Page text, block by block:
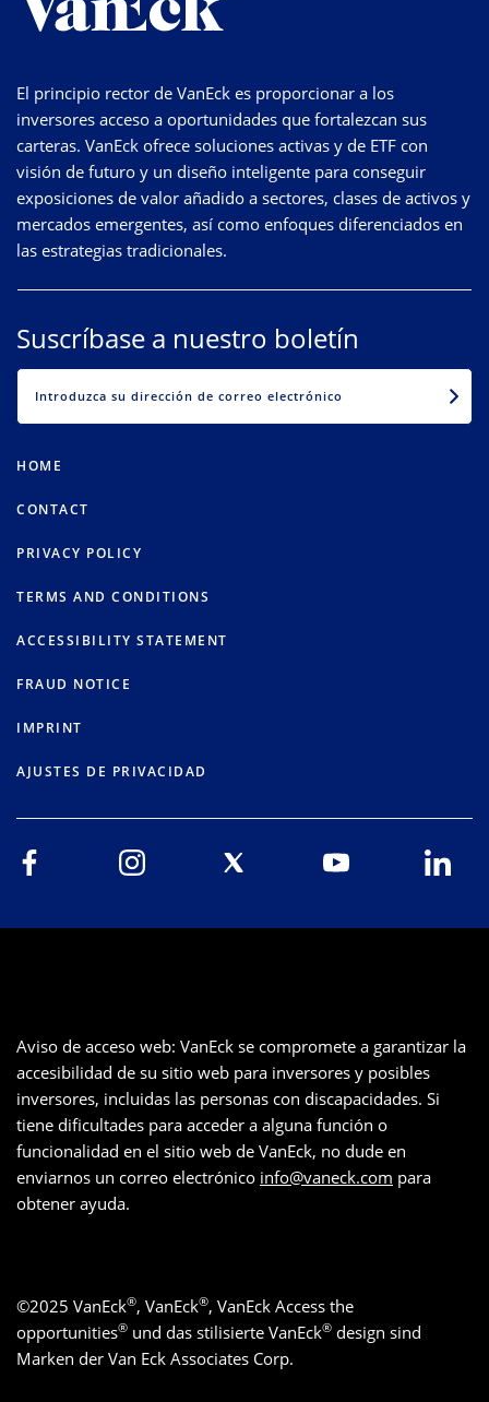
El principio rector de VanEck es proporcionar a los
inversores acceso a oportunidades que fortalezcan sus
carteras. VanEck ofrece soluciones activas y de ETF con
visión de futuro y un diseño inteligente para conseguir
exposiciones de valor añadido a sectores, clases de activos y
mercados emergentes, así como enfoques diferenciados en
las estrategias tradicionales.
Suscríbase a nuestro boletín
HOME
CONTACT
PRIVACY POLICY
TERMS AND CONDITIONS
ACCESSIBILITY STATEMENT
FRAUD NOTICE
IMPRINT
AJUSTES DE PRIVACIDAD
Aviso de acceso web: VanEck se compromete a garantizar la
accesibilidad de su sitio web para inversores y posibles
inversores, incluidas las personas con discapacidades. Si
tiene dificultades para acceder a alguna función o
funcionalidad en el sitio web de VanEck, no dude en
enviarnos un correo electrónico info@vaneck.com para
obtener ayuda.
©2025 VanEck®, VanEck®, VanEck Access the
opportunities® und das stilisierte VanEck® design sind
Marken der Van Eck Associates Corp.